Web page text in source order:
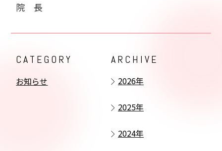
0166-39-1155
院 長
CATEGORY
お知らせ
ARCHIVE
2026年
2025年
2024年